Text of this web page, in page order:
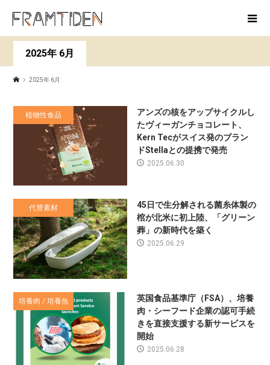
2025年 6月
2025年 6月
植物性食品
アンズの核をアップサイクルし
たヴィーガンチョコレート、
Kern Tecがスイス発のブラン
ドStellaとの提携で発売
2025.06.30
代替素材
45日で生分解される菌糸体製の
棺が北米に初上陸、「グリーン
葬」の新時代を築く
2025.06.29
培養肉 / 培養魚
英国食品基準庁（FSA）、培養
肉・シーフード企業の認可手続
きを直接支援する新サービスを
開始
2025.06.28